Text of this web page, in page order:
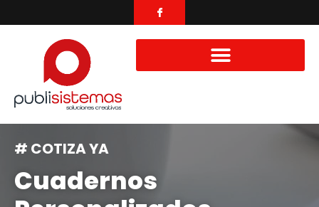
# COTIZA YA
Cuadernos